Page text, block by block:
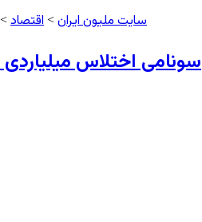
سایت ملیون ایران > اقتصاد
سونامی اختلاس